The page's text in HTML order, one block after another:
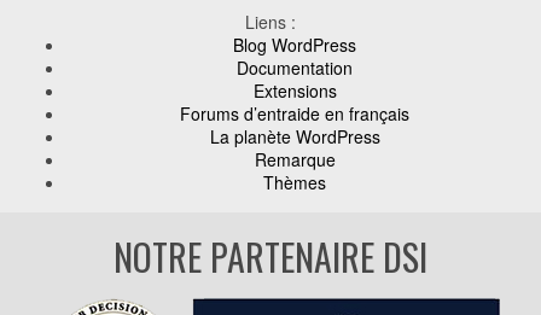
Liens :
Blog WordPress
Documentation
Extensions
Forums d’entraide en français
La planète WordPress
Remarque
Thèmes
NOTRE PARTENAIRE DSI